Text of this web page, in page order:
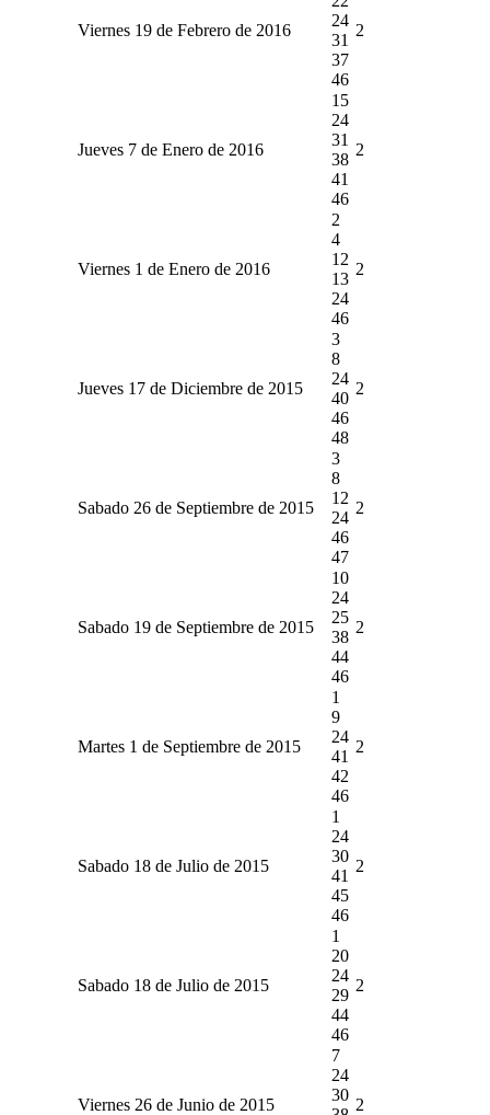
Viernes 19 de Febrero de 2016
24
31
37
46
2
Jueves 7 de Enero de 2016
15
24
31
38
41
46
2
Viernes 1 de Enero de 2016
2
4
12
13
24
46
2
Jueves 17 de Diciembre de 2015
3
8
24
40
46
48
2
Sabado 26 de Septiembre de 2015
3
8
12
24
46
47
2
Sabado 19 de Septiembre de 2015
10
24
25
38
44
46
2
Martes 1 de Septiembre de 2015
1
9
24
41
42
46
2
Sabado 18 de Julio de 2015
1
24
30
41
45
46
2
Sabado 18 de Julio de 2015
1
20
24
29
44
46
2
Viernes 26 de Junio de 2015
7
24
30
2